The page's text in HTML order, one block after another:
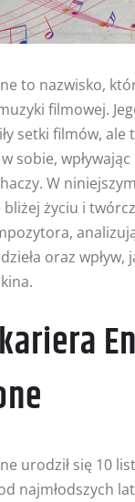
to nazwisko,
filmowej.
setki filmów, ale
sobie,
W
życiu i
oraz wpływ,
urodził się 10
najmłodszych